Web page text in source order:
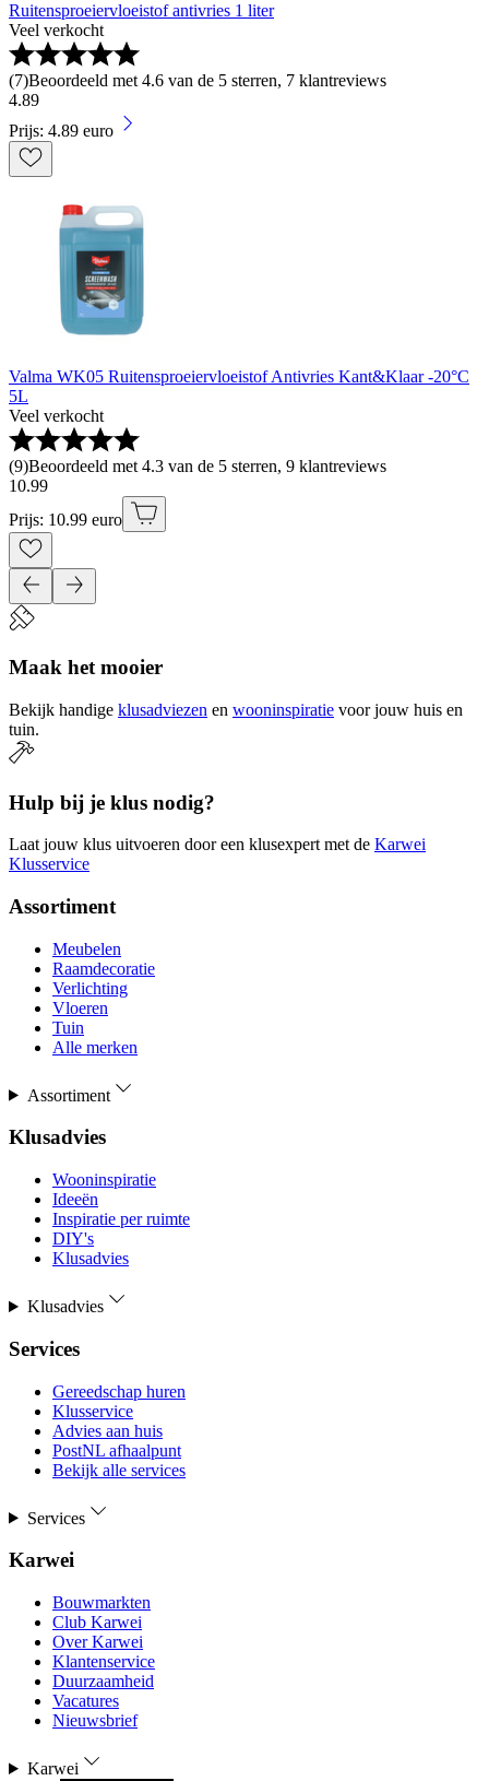
Ruitensproeiervloeistof antivries 1 liter
Veel verkocht
(7)Beoordeeld met 4.6 van de 5 sterren, 7 klantreviews
4.89
Prijs: 4.89 euro
Valma WK05 Ruitensproeiervloeistof Antivries Kant&Klaar -20°C
5L
Veel verkocht
(9)Beoordeeld met 4.3 van de 5 sterren, 9 klantreviews
10.99
Prijs: 10.99 euro
Maak het mooier
Bekijk handige klusadviezen en wooninspiratie voor jouw huis en
tuin.
Hulp bij je klus nodig?
Laat jouw klus uitvoeren door een klusexpert met de Karwei
Klusservice
Assortiment
Meubelen
Raamdecoratie
Verlichting
Vloeren
Tuin
Alle merken
Assortiment
Klusadvies
Wooninspiratie
Ideeën
Inspiratie per ruimte
DIY's
Klusadvies
Klusadvies
Services
Gereedschap huren
Klusservice
Advies aan huis
PostNL afhaalpunt
Bekijk alle services
Services
Karwei
Bouwmarkten
Club Karwei
Over Karwei
Klantenservice
Duurzaamheid
Vacatures
Nieuwsbrief
Karwei